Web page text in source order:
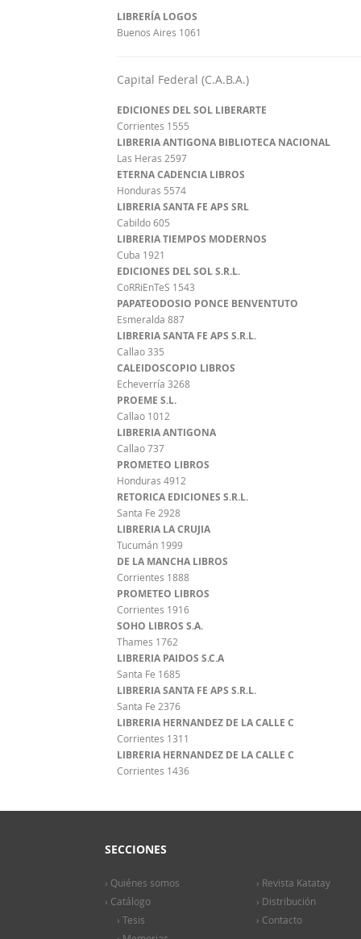
LIBRERÍA LOGOS
Buenos Aires 1061
Capital Federal (C.A.B.A.)
EDICIONES DEL SOL LIBERARTE
Corrientes 1555
LIBRERIA ANTIGONA BIBLIOTECA NACIONAL
Las Heras 2597
ETERNA CADENCIA LIBROS
Honduras 5574
LIBRERIA SANTA FE APS SRL
Cabildo 605
LIBRERIA TIEMPOS MODERNOS
Cuba 1921
EDICIONES DEL SOL S.R.L.
CoRRiEnTeS 1543
PAPATEODOSIO PONCE BENVENTUTO
Esmeralda 887
LIBRERIA SANTA FE APS S.R.L.
Callao 335
CALEIDOSCOPIO LIBROS
Echeverría 3268
PROEME S.L.
Callao 1012
LIBRERIA ANTIGONA
Callao 737
PROMETEO LIBROS
Honduras 4912
RETORICA EDICIONES S.R.L.
Santa Fe 2928
LIBRERIA LA CRUJIA
Tucumán 1999
DE LA MANCHA LIBROS
Corrientes 1888
PROMETEO LIBROS
Corrientes 1916
SOHO LIBROS S.A.
Thames 1762
LIBRERIA PAIDOS S.C.A
Santa Fe 1685
LIBRERIA SANTA FE APS S.R.L.
Santa Fe 2376
LIBRERIA HERNANDEZ DE LA CALLE C
Corrientes 1311
LIBRERIA HERNANDEZ DE LA CALLE C
Corrientes 1436
SECCIONES
› Quiénes somos
› Catálogo
› Tesis
› Revista Katatay
› Distribución
› Contacto